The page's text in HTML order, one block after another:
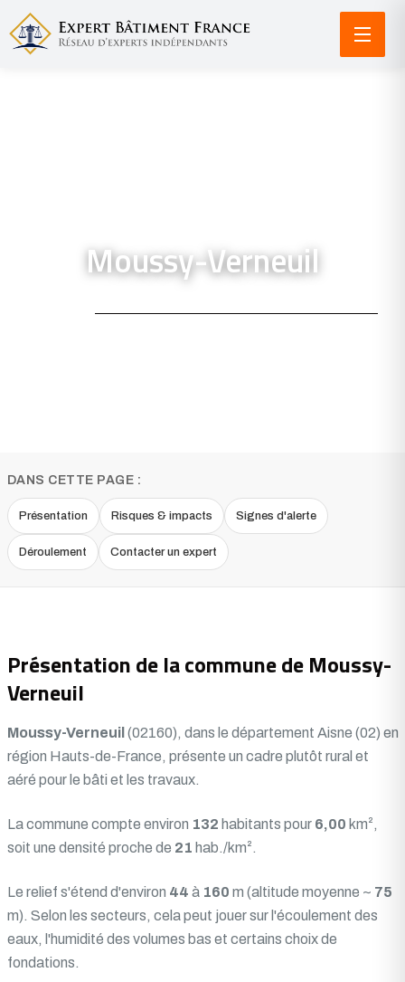
Moussy-Verneuil
DANS CETTE PAGE :
Présentation Risques & impacts Signes d'alerte
Déroulement Contacter un expert
Présentation de la commune de Moussy-
Verneuil
Moussy-Verneuil (02160), dans le département Aisne (02) en
région Hauts-de-France, présente un cadre plutôt rural et
aéré pour le bâti et les travaux.
La commune compte environ 132 habitants pour 6,00 km²,
soit une densité proche de 21 hab./km².
Le relief s'étend d'environ 44 à 160 m (altitude moyenne ~ 75
m). Selon les secteurs, cela peut jouer sur l'écoulement des
eaux, l'humidité des volumes bas et certains choix de
fondations.